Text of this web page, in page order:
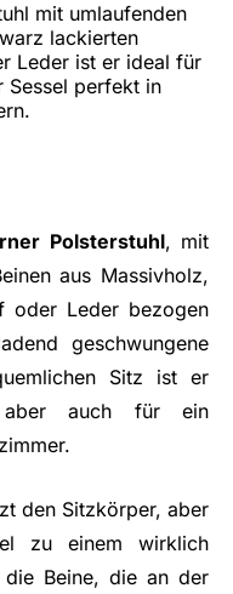
mit umlaufenden
lackierten
Leder ist er ideal für
Sessel perfekt in
Polsterstuhl, mit
aus Massivholz,
oder Leder bezogen
geschwungene
Sitz ist er
auch für ein
den Sitzkörper, aber
zu einem wirklich
Beine, die an der